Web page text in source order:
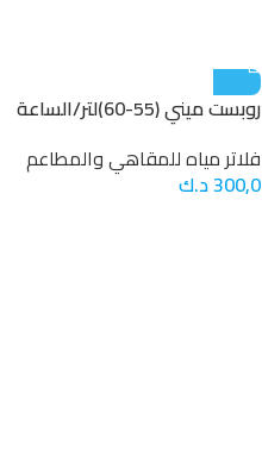
روبست ميني (55-60)لتر/الساعة
فلاتر مياه للمقاهي والمطاعم
300,0د.ك